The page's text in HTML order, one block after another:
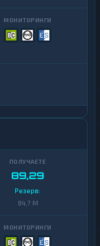
89,29
Резерв:
84,7 M